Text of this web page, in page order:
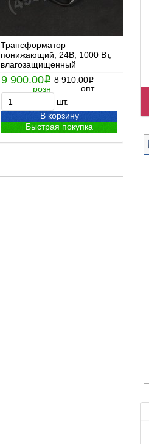
Трансформатор
понижающий, 24В, 1000 Вт,
влагозащищенный
9 900.00i
розн
8 910.00i
опт
шт.
В корзину
Быстрая покупка